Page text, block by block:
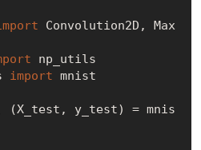
Convolution2D, Max
import mnist
y_test) = mnis